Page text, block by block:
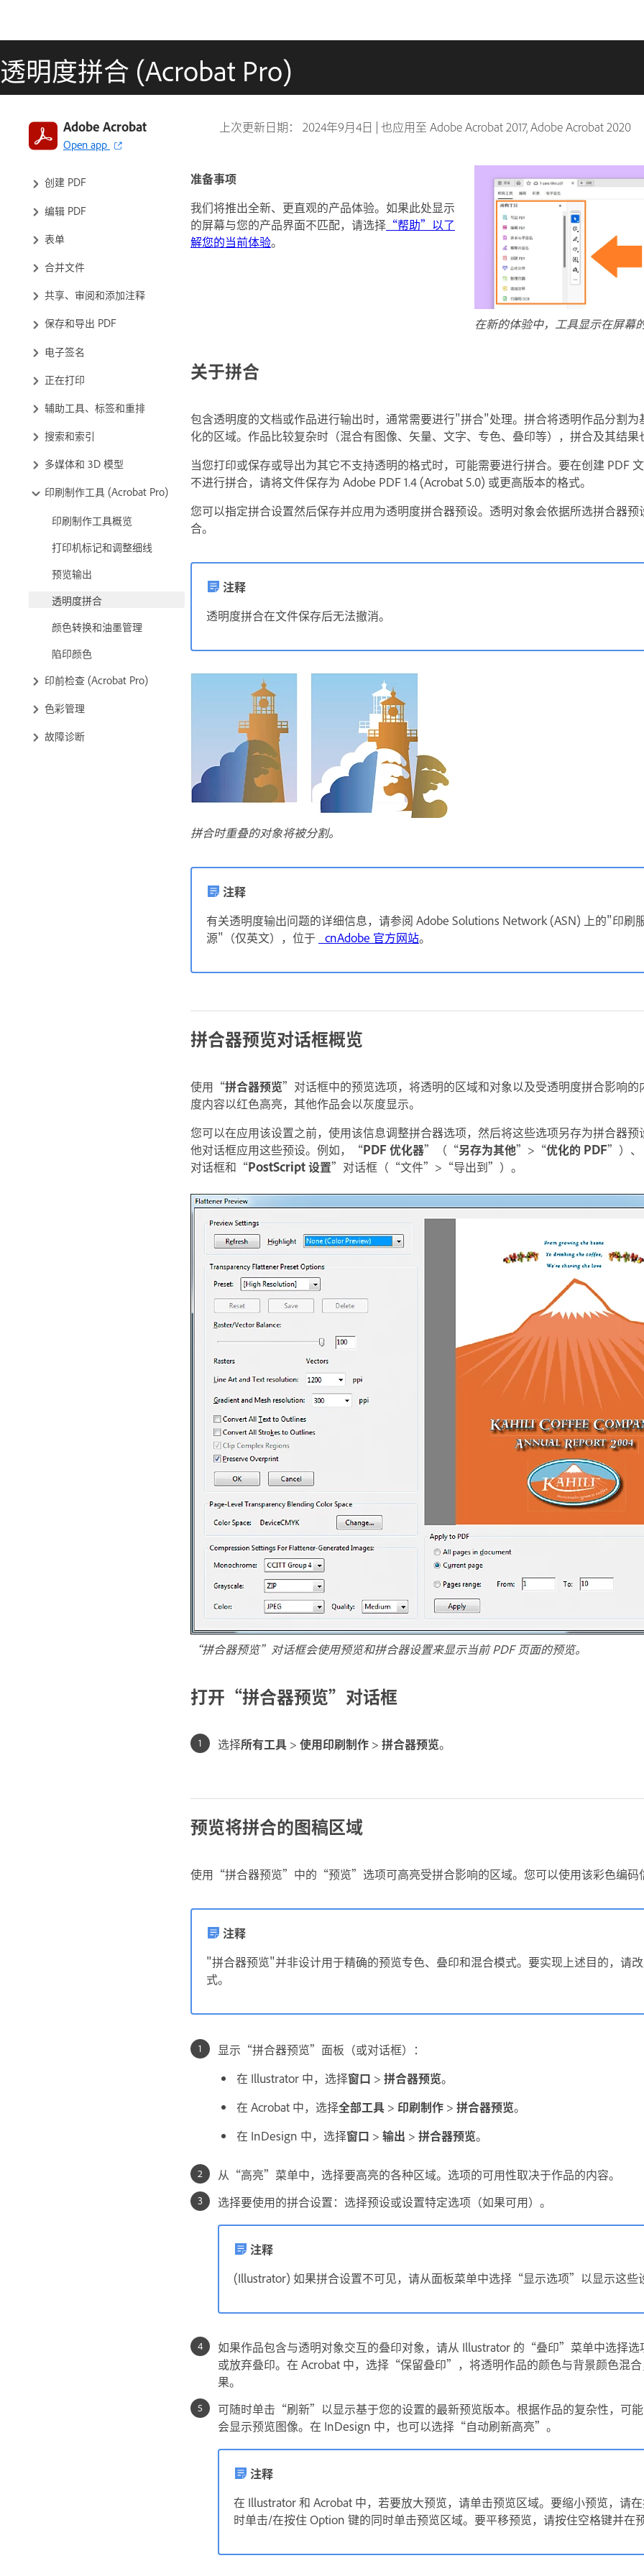
透明度拼合 (Acrobat Pro)
上次更新日期： 2024年9月4日 | 也应用至 Adobe Acrobat 2017, Adobe Acrobat 2020
Adobe Acrobat
Open app
Acrobat 简介
工作区
创建 PDF
编辑 PDF
表单
合并文件
共享、审阅和添加注释
保存和导出 PDF
电子签名
正在打印
辅助工具、标签和重排
搜索和索引
多媒体和 3D 模型
印刷制作工具 (Acrobat Pro)
印刷制作工具概览
打印机标记和调整细线
预览输出
透明度拼合
颜色转换和油墨管理
陷印颜色
印前检查 (Acrobat Pro)
色彩管理
故障诊断
准备事项
我们将推出全新、更直观的产品体验。如果此处显示
的屏幕与您的产品界面不匹配，请选择 “帮助”以了
解您的当前体验。
在新的体验中，工具显示在屏幕
关于拼合
包含透明度的文档或作品进行输出时，通常需要进行"拼合"处理。拼合将透明作品分割为
化的区域。作品比较复杂时（混合有图像、矢量、文字、专色、叠印等），拼合及其结果
当您打印或保存或导出为其它不支持透明的格式时，可能需要进行拼合。要在创建 PDF
不进行拼合，请将文件保存为 Adobe PDF 1.4 (Acrobat 5.0) 或更高版本的格式。
您可以指定拼合设置然后保存并应用为透明度拼合器预设。透明对象会依据所选拼合器预
合。
注释
透明度拼合在文件保存后无法撤消。
拼合时重叠的对象将被分割。
注释
有关透明度输出问题的详细信息，请参阅 Adobe Solutions Network (ASN) 上的"印刷
源"（仅英文），位于 _cnAdobe 官方网站。
拼合器预览对话框概览
使用“拼合器预览”对话框中的预览选项，将透明的区域和对象以及受透明度拼合影响的
度内容以红色高亮，其他作品会以灰度显示。
您可以在应用该设置之前，使用该信息调整拼合器选项，然后将这些选项另存为拼合器预
他对话框应用这些预设。例如，“PDF 优化器”（“另存为其他”>“优化的 PDF”）
对话框和“PostScript 设置”对话框（“文件”>“导出到” ）。
“拼合器预览”对话框会使用预览和拼合器设置来显示当前 PDF 页面的预览。
打开“拼合器预览”对话框
选择所有工具 > 使用印刷制作 > 拼合器预览。
预览将拼合的图稿区域
使用“拼合器预览”中的“预览”选项可高亮受拼合影响的区域。您可以使用该彩色编码
注释
"拼合器预览"并非设计用于精确的预览专色、叠印和混合模式。要实现上述目的，请
式。
显示“拼合器预览”面板（或对话框）：
在 Illustrator 中，选择窗口 > 拼合器预览。
在 Acrobat 中，选择全部工具 > 印刷制作 > 拼合器预览。
在 InDesign 中，选择窗口 > 输出 > 拼合器预览。
从“高亮”菜单中，选择要高亮的各种区域。选项的可用性取决于作品的内容。
选择要使用的拼合设置：选择预设或设置特定选项（如果可用）。
注释
(Illustrator) 如果拼合设置不可见，请从面板菜单中选择“显示选项”以显示这些
如果作品包含与透明对象交互的叠印对象，请从 Illustrator 的“叠印”菜单中选择选
或放弃叠印。在 Acrobat 中，选择“保留叠印”，将透明作品的颜色与背景颜色混
果。
可随时单击“刷新”以显示基于您的设置的最新预览版本。根据作品的复杂性，可
会显示预览图像。在 InDesign 中，也可以选择“自动刷新高亮”。
注释
在 Illustrator 和 Acrobat 中，若要放大预览，请单击预览区域。要缩小预览，请
时单击/在按住 Option 键的同时单击预览区域。要平移预览，请按住空格键并在